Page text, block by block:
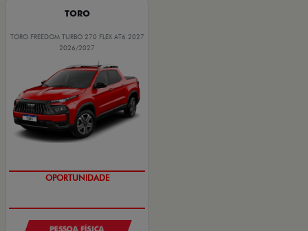
TORO
TORO FREEDOM TURBO 270 FLEX AT6 2027
2026/2027
OPORTUNIDADE
PESSOA FÍSICA